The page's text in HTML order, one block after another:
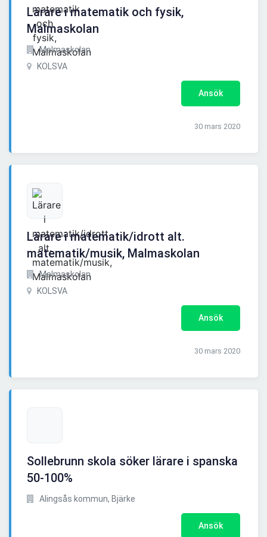
Lärare i matematik och fysik,
Malmaskolan
Malmaskolan
KOLSVA
Ansök
30 mars 2020
Lärare i matematik/idrott alt.
matematik/musik, Malmaskolan
Malmaskolan
KOLSVA
Ansök
30 mars 2020
Sollebrunn skola söker lärare i spanska
50-100%
Alingsås kommun, Bjärke
Ansök